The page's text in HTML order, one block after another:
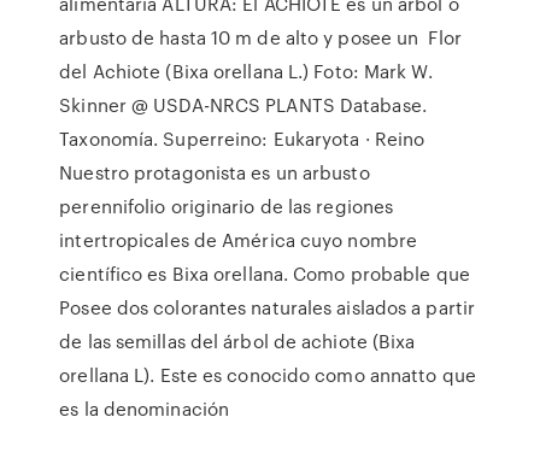
arbusto de hasta 10 m de alto y posee un Flor
del Achiote (Bixa orellana L.) Foto: Mark W.
Skinner @ USDA-NRCS PLANTS Database.
Taxonomía. Superreino: Eukaryota · Reino
Nuestro protagonista es un arbusto
perennifolio originario de las regiones
intertropicales de América cuyo nombre
científico es Bixa orellana. Como probable que
Posee dos colorantes naturales aislados a partir
de las semillas del árbol de achiote (Bixa
orellana L). Este es conocido como annatto que
es la denominación